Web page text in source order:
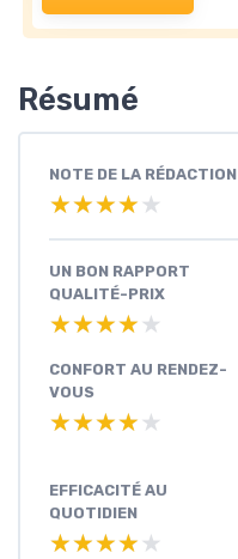
Résumé
NOTE DE LA RÉDACTION
★★★★★
★★★★★
UN BON RAPPORT
QUALITÉ-PRIX
★★★★★
★★★★★
CONFORT AU RENDEZ-
VOUS
★★★★★
★★★★★
EFFICACITÉ AU
QUOTIDIEN
★★★★★
★★★★★